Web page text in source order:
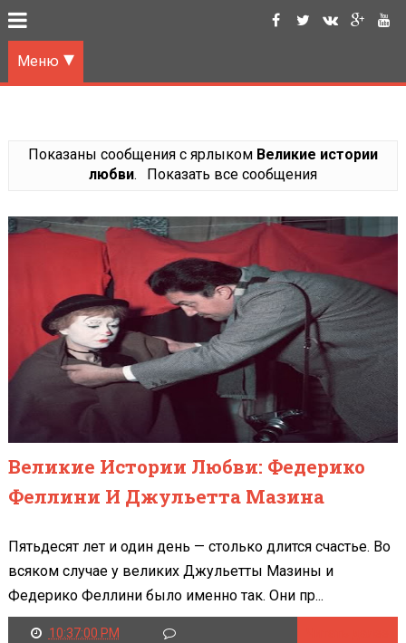
Меню
Показаны сообщения с ярлыком Великие истории
любви. Показать все сообщения
Великие Истории Любви: Федерико
Феллини И Джульетта Мазина
Пятьдесят лет и один день — столько длится счастье. Во
всяком случае у великих Джульетты Мазины и
Федерико Феллини было именно так. Они пр...
10:37:00 PM